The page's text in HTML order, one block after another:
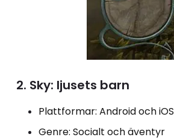
2. Sky: ljusets barn
Plattformar: Android och iOS
Genre: Socialt och äventyr